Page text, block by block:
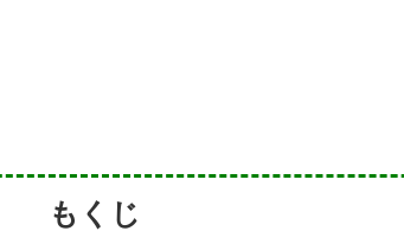
もくじ